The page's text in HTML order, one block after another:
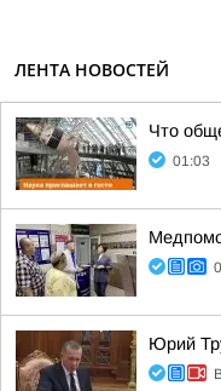
ЛЕНТА НОВОСТЕЙ
Что
01:03
Юрий